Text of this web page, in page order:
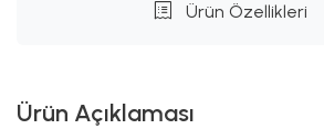
Ürün Özellikleri
Ürün Açıklaması